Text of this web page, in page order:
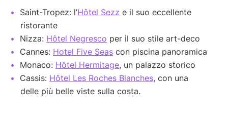
Saint-Tropez: l’Hôtel Sezz e il suo eccellente
ristorante
Nizza: Hôtel Negresco per il suo stile art-deco
Cannes: Hotel Five Seas con piscina panoramica
Monaco: Hôtel Hermitage, un palazzo storico
Cassis: Hôtel Les Roches Blanches, con una
delle più belle viste sulla costa.